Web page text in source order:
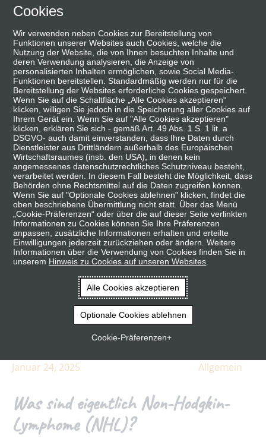
Skip
main
content
Was sind eigentlich Non-Hodgkin-Lymphome
Januar 24, 2025 Allgemein
Was sind eigentlich Non-Hodgkin-
Lymphome (NHL)?
Cookies
Wir verwenden neben Cookies zur Bereitstellung von
Funktionen unserer Websites auch Cookies, welche die
Nutzung der Website, die von Ihnen besuchten Inhalte und
deren Verwendung analysieren, die Anzeige von
personalisierten Inhalten ermöglichen, sowie Social Media-
Funktionen bereitstellen. Standardmäßig werden nur für die
Bereitstellung der Websites erforderliche Cookies gespeichert.
Wenn Sie auf die Schaltfläche „Alle Cookies akzeptieren“
klicken, willigen Sie jedoch in die Speicherung aller Cookies auf
Ihrem Gerät ein. Wenn Sie auf "Alle Cookies akzeptieren"
klicken, erklären Sie sich - gemäß Art. 49 Abs. 1 S. 1 lit. a
DSGVO- auch damit einverstanden, dass Ihre Daten durch
Dienstleister aus Drittländern außerhalb des Europäischen
Wirtschaftsraumes (insb. den USA), in denen kein
angemessenes datenschutzrechtliches Schutzniveau besteht,
verarbeitet werden. In diesem Fall besteht die Möglichkeit, dass
Behörden ohne Rechtsmittel auf die Daten zugreifen können.
Wenn Sie auf "Optionale Cookies ablehnen" klicken, findet die
oben beschriebene Übermittlung nicht statt. Über das Menü
„Cookie-Präferenzen“ oder über die auf dieser Seite verlinkten
Informationen zu Cookies können Sie Ihre Präferenzen
anpassen, zusätzliche Informationen erhalten und erteilte
Einwilligungen jederzeit zurückziehen oder ändern. Weitere
Informationen über die Verwendung von Cookies finden Sie in
unserem Hinweis zu Cookies auf unseren Websites
Alle Cookies akzeptieren
Optionale Cookies ablehnen
Cookie-Präferenzen